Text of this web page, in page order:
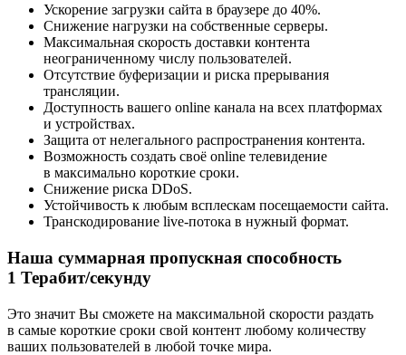
Ускорение загрузки сайта в браузере до 40%.
Снижение нагрузки на собственные серверы.
Максимальная скорость доставки контента
неограниченному числу пользователей.
Отсутствие буферизации и риcка прерывания
трансляции.
Доступность вашего online канала на всех платформах
и устройствах.
Защита от нелегального распространения контента.
Возможность создать своё online телевидение
в максимально короткие сроки.
Снижение риска DDoS.
Устойчивость к любым всплескам посещаемости сайта.
Транскодирование live-потока в нужный формат.
Наша суммарная пропускная способность
1 Терабит/секунду
Это значит Вы сможете на максимальной скорости раздать
в самые короткие сроки свой контент любому количеству
ваших пользователей в любой точке мира.